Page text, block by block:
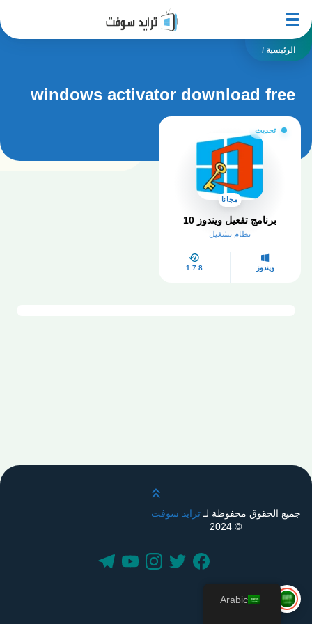
الرئيسية /
windows activator download free
تحديث
مجانا
برنامج تفعيل ويندوز 10​
نظام تشغيل
ويندوز 1.7.8
قم بالتمرير لأعلى
جميع الحقوق محفوظة لـترايد سوفت
© 2024
Arabic